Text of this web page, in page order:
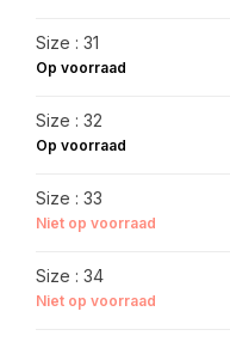
Size : 31
Op voorraad
Size : 32
Op voorraad
Size : 33
Niet op voorraad
Size : 34
Niet op voorraad